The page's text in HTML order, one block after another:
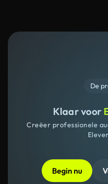
De
Klaar voor
Creëer professionele
Begin nu